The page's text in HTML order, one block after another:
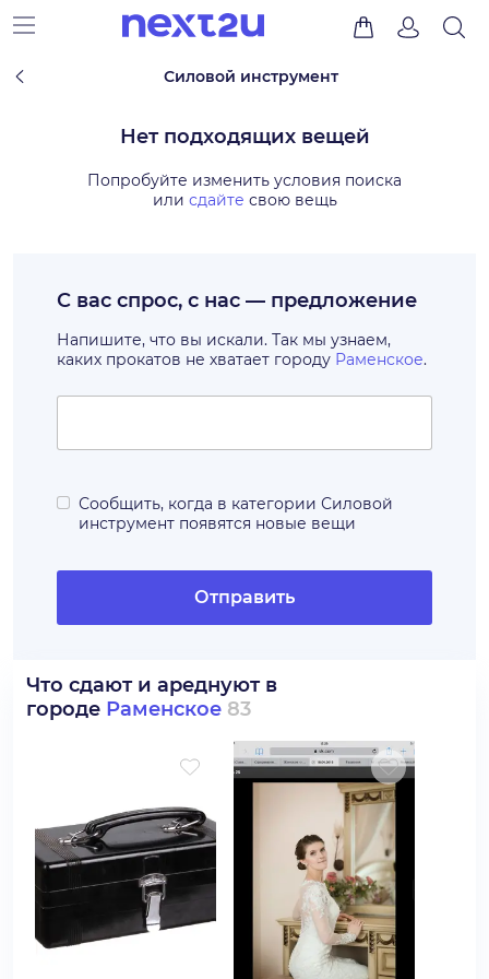
Силовой инструмент
Нет подходящих вещей
Попробуйте изменить условия поиска
или сдайте свою вещь
С вас спрос, с нас — предложение
Напишите, что вы искали. Так мы узнаем,
каких прокатов не хватает городу Раменское.
Сообщить, когда в категории Силовой
инструмент появятся новые вещи
Отправить
Что сдают и ареднуют в
городе Раменское 83